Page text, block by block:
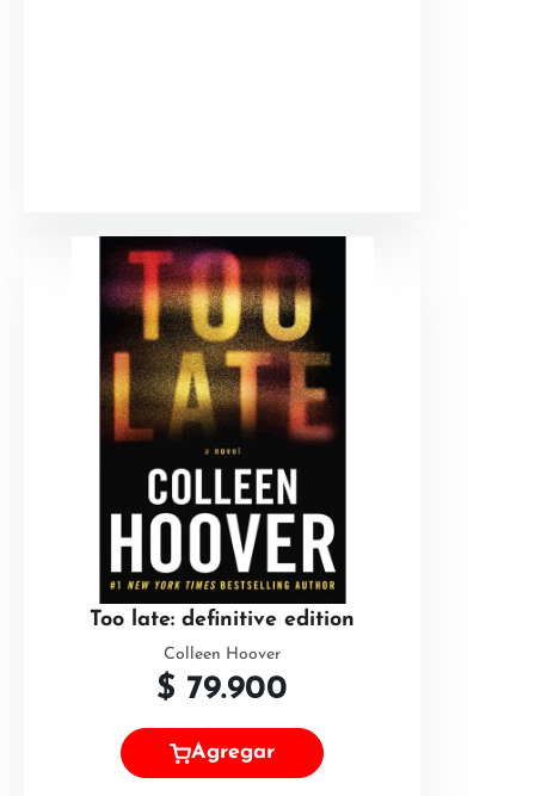
Too late: definitive edition
Colleen Hoover
$ 79.900
Agregar